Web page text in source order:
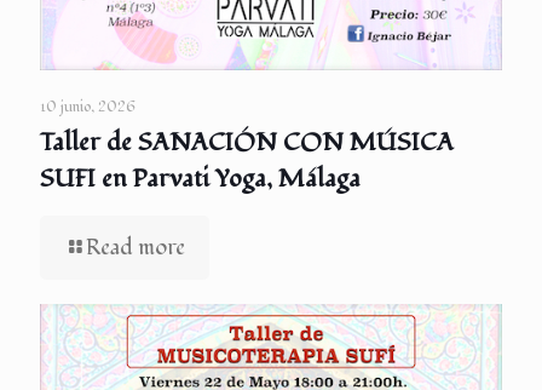
10 junio, 2026
Taller de SANACIÓN CON MÚSICA
SUFI en Parvati Yoga, Málaga
Read more